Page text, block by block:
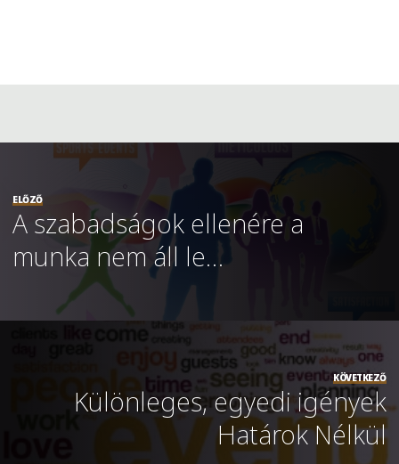
ELŐZŐ
A szabadságok ellenére a
munka nem áll le…
KÖVETKEZŐ
Különleges, egyedi igények
Határok Nélkül